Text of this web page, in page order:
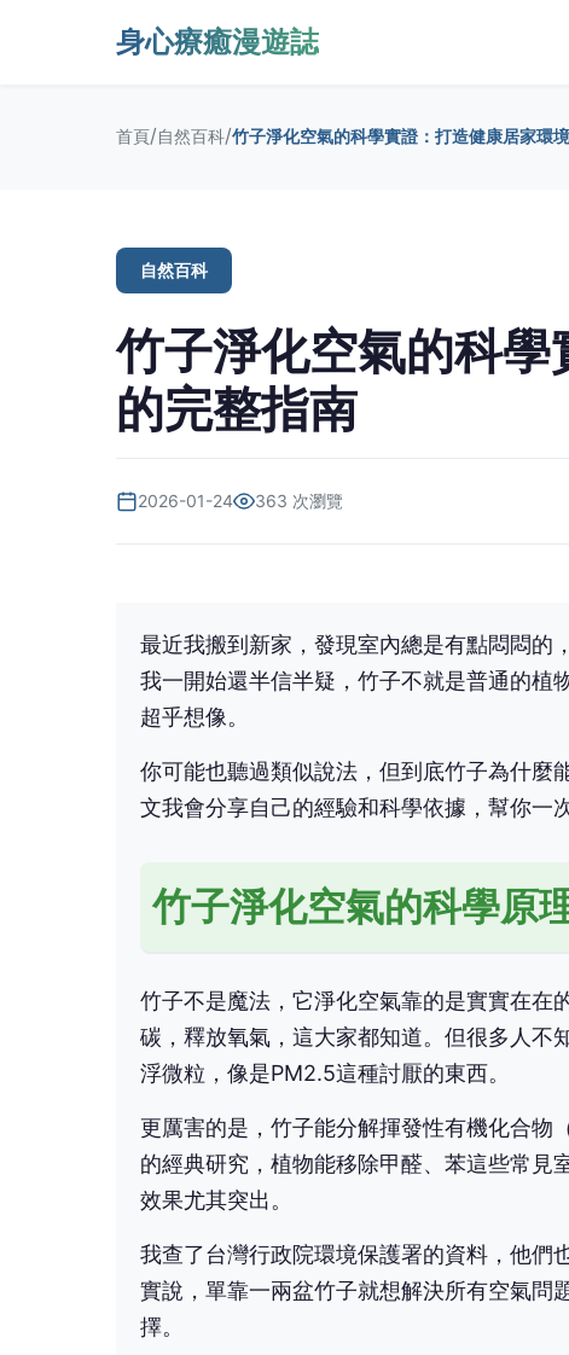
身心療癒漫遊誌
首頁/自然百科/竹子淨化空氣的科學實證：打造健康居家環
自然百科
竹子淨化空氣的科
的完整指南
2026-01-24 363 次瀏覽
最近我搬到新家，發現室內總是有點悶悶的
我一開始還半信半疑，竹子不就是普通的植
超乎想像。
你可能也聽過類似說法，但到底竹子為什麼
文我會分享自己的經驗和科學依據，幫你一
竹子淨化空氣的科學原
竹子不是魔法，它淨化空氣靠的是實實在在
碳，釋放氧氣，這大家都知道。但很多人不
浮微粒，像是PM2.5這種討厭的東西。
更厲害的是，竹子能分解揮發性有機化合物
的經典研究，植物能移除甲醛、苯這些常見
效果尤其突出。
我查了台灣行政院環境保護署的資料，他們
實說，單靠一兩盆竹子就想解決所有空氣問
擇。